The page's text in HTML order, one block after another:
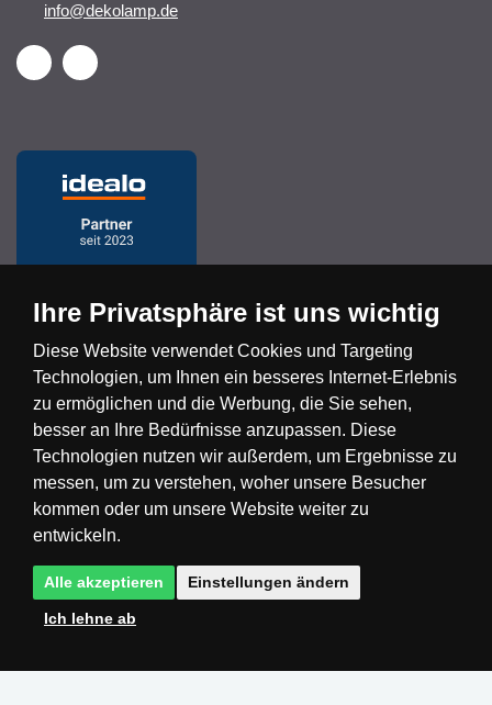
info@dekolamp.de
Česká republika Slovensko Deutschland
Magyarország Österreich België
Nederland
Ihre Privatsphäre ist uns wichtig
Diese Website verwendet Cookies und Targeting
Technologien, um Ihnen ein besseres Internet-Erlebnis
zu ermöglichen und die Werbung, die Sie sehen,
besser an Ihre Bedürfnisse anzupassen. Diese
Technologien nutzen wir außerdem, um Ergebnisse zu
messen, um zu verstehen, woher unsere Besucher
kommen oder um unsere Website weiter zu
entwickeln.
Alle akzeptieren Einstellungen ändern
Ich lehne ab